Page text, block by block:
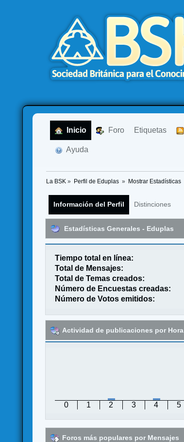
Inicio Foro Etiquetas
Ayuda
La BSK » Perfil de Eduplas » Mostrar Estadísticas
Información del Perfil Distinciones
Estadísticas Generales - Eduplas
Tiempo total en línea:
Total de Mensajes:
Total de Temas creados:
Número de Encuestas creadas:
Número de Votos emitidos:
Actividad de publicaciones por Hora
0 1 2 3 4 5
Foros más populares por Mensajes